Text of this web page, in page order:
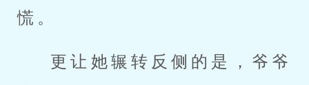
慌。
更让她辗转反侧的是，爷爷